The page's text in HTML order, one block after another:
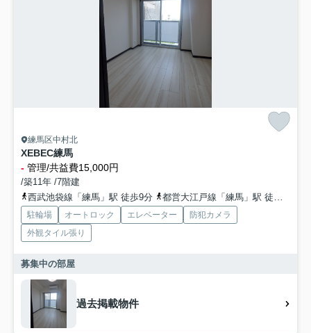
練馬区中村北
XEBEC練馬
- 管理/共益費15,000円
/築11年 /7階建
西武池袋線「練馬」駅 徒歩9分
都営大江戸線「練馬」駅 徒歩9分
駐輪場 オートロック エレベーター
防犯カメラ
外観タイル張り
募集中の部屋
過去掲載物件